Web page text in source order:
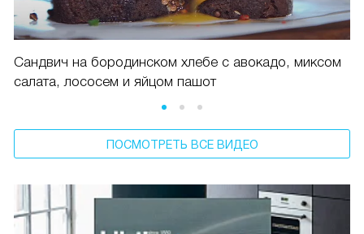
Сандвич на бородинском хлебе с авокадо, миксом
салата, лососем и яйцом пашот
ПОСМОТРЕТЬ ВСЕ ВИДЕО